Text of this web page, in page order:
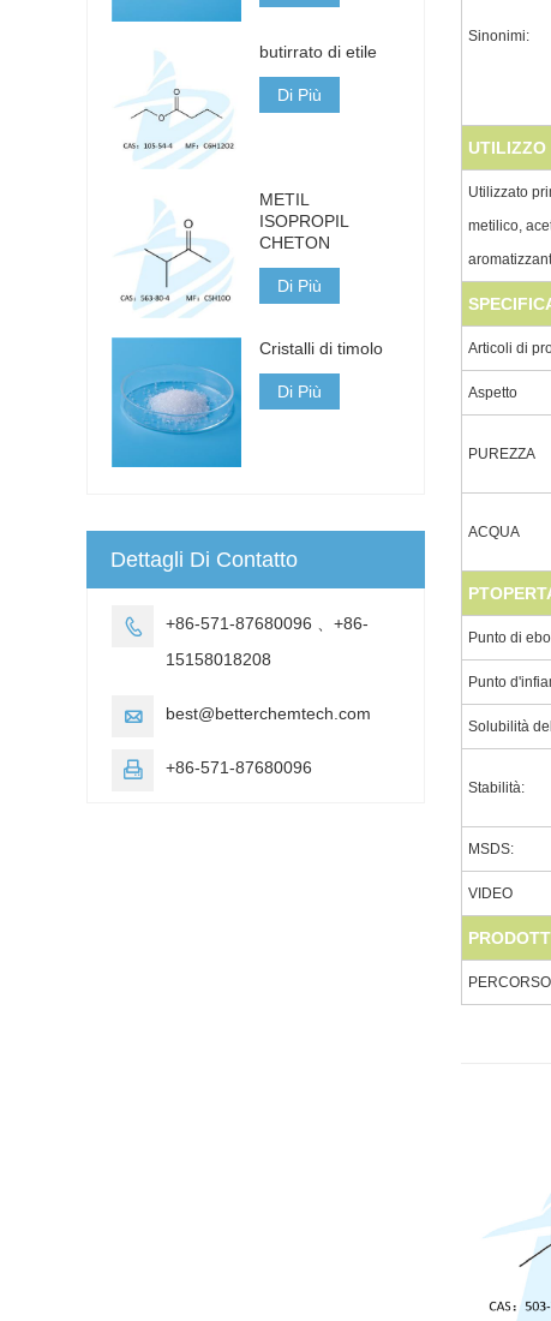
Sinonimi:
UTILIZZO
Utilizzato
metilico,
Articoli di
Aspetto
PUREZZA
ACQUA
Punto di
Punto
Solubilità
Stabilità:
MSDS:
VIDEO
butirrato di etile
Di Più
METIL
ISOPROPIL
CHETON
Di Più
Cristalli di timolo
Di Più
Dettagli Di Contatto

+86-571-87680096 、+86-
15158018208
 best@betterchemtech.com
 +86-571-87680096